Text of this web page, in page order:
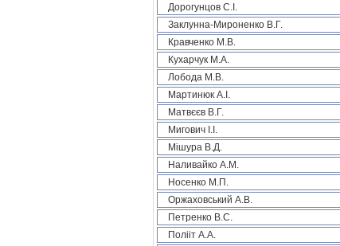
Дорогунцов С.І.
Заклунна-Мироненко В.Г.
Кравченко М.В.
Кухарчук М.А.
Лобода М.В.
Мартинюк А.І.
Матвєєв В.Г.
Мигович І.І.
Мішура В.Д.
Наливайко А.М.
Носенко М.П.
Оржаховський А.В.
Петренко В.С.
Полііт А.А.